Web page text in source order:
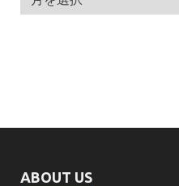
ABOUT US